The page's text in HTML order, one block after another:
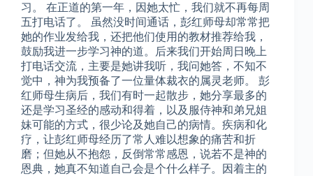
习。 在正道的第一年，因她太忙，我们就不再每周
五打电话了。 虽然没时间通话，彭红师母却常常把
她的作业发给我，还把他们使用的教材推荐给我，
鼓励我进一步学习神的道。后来我们开始周日晚上
打电话交流，主要是她讲我听，我问她答，不知不
觉中，神为我预备了一位量体裁衣的属灵老师。 彭
红师母生病后，我们有时一起散步，她分享最多的
还是学习圣经的感动和得着，以及服侍神和弟兄姐
妹可能的方式，很少论及她自己的病情。疾病和化
疗，让彭红师母经历了常人难以想象的痛苦和折
磨；但她从不抱怨，反倒常常感恩，说若不是神的
恩典，她真不知道自己会是个什么样子。因着主的